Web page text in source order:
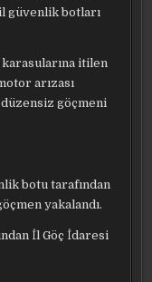
güvenlik botları
itilen
arızası
göçmeni
botu tarafından
yakalandı.
İl Göç İdaresi